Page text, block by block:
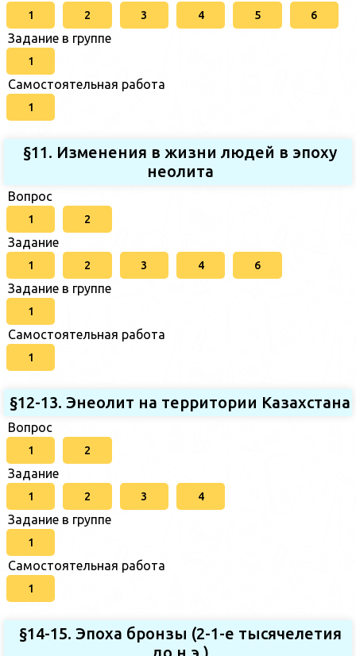
1 2 3 4 5 6
Задание в группе
1
Самостоятельная работа
1
§11. Изменения в жизни людей в эпоху
неолита
Вопрос
1 2
Задание
1 2 3 4 6
Задание в группе
1
Самостоятельная работа
1
§12-13. Энеолит на территории Казахстана
Вопрос
1 2
Задание
1 2 3 4
Задание в группе
1
Самостоятельная работа
1
§14-15. Эпоха бронзы (2-1-е тысячелетия
до н.э.)